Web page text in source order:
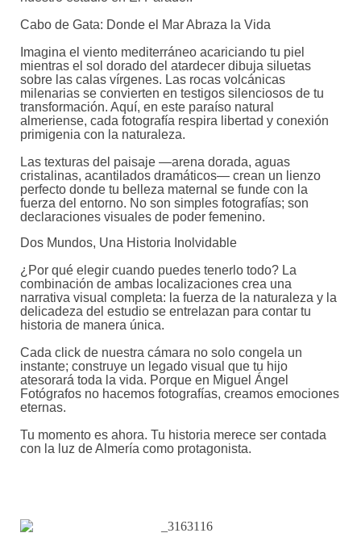
Cabo de Gata: Donde el Mar Abraza la Vida
Imagina el viento mediterráneo acariciando tu piel
mientras el sol dorado del atardecer dibuja siluetas
sobre las calas vírgenes. Las rocas volcánicas
milenarias se convierten en testigos silenciosos de tu
transformación. Aquí, en este paraíso natural
almeriense, cada fotografía respira libertad y conexión
primigenia con la naturaleza.
Las texturas del paisaje —arena dorada, aguas
cristalinas, acantilados dramáticos— crean un lienzo
perfecto donde tu belleza maternal se funde con la
fuerza del entorno. No son simples fotografías; son
declaraciones visuales de poder femenino.
Dos Mundos, Una Historia Inolvidable
¿Por qué elegir cuando puedes tenerlo todo? La
combinación de ambas localizaciones crea una
narrativa visual completa: la fuerza de la naturaleza y la
delicadeza del estudio se entrelazan para contar tu
historia de manera única.
Cada click de nuestra cámara no solo congela un
instante; construye un legado visual que tu hijo
atesorará toda la vida. Porque en Miguel Ángel
Fotógrafos no hacemos fotografías, creamos emociones
eternas.
Tu momento es ahora. Tu historia merece ser contada
con la luz de Almería como protagonista.